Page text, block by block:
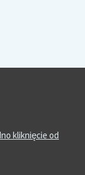
kliknięcie od